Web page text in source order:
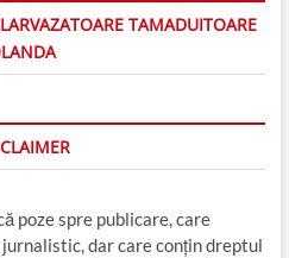
TAMADUITOARE
poze spre publicare, care
dar care conțin dreptul